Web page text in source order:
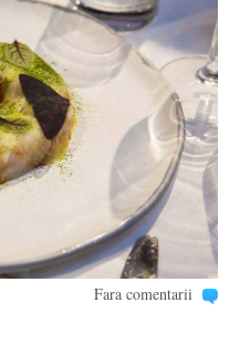
Fara comentarii